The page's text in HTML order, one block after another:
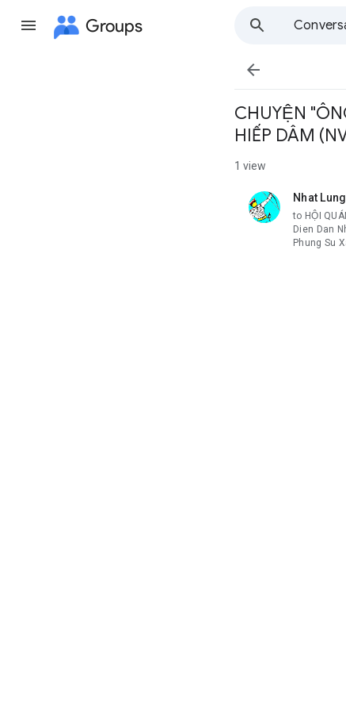
Groups

CHUYỆN
HIẾP DÂM
1 view
Nhat Lung
unread,
to HỘI
Dien Dan
Phung Su